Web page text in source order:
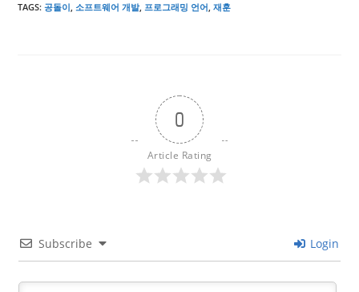
TAGS:공돌이, 소프트웨어 개발, 프로그래밍 언어, 재훈
0
Article Rating
Subscribe Login